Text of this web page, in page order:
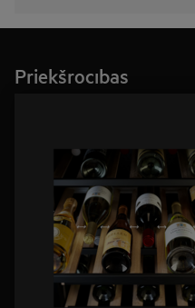
Priekšrocības